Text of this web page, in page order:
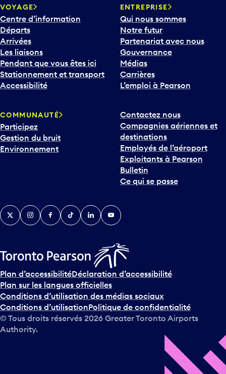
v
e
r
s
l
e
b
a
o
u
r
i
v
e
n
s
u
r
l
e
c
a
VOYAGE
Centre d’information
Départs
Arrivées
Les liaisons
Pendant que vous êtes ici
Stationnement et transport
Accessibilité
ENTREPRISE
Qui nous sommes
Notre futur
Partenariat avec nous
Gouvernance
Médias
Carrières
L’emploi à Pearson
COMMUNAUTÉ
Participez
Gestion du bruit
Environnement
Contactez nous
Compagnies aériennes et
destinations
Employés de l’aéroport
Exploitants à Pearson
Bulletin
Ce qui se passe
TwitterInstagramFacebook
TikTokLinkedInYouTube
Plan d’accessibilitéDéclaration d’accessibilité
Plan sur les langues officielles
Conditions d’utilisation des médias sociaux
Conditions d’utilisationPolitique de confidentialité
© Tous droits réservés 2026 Greater Toronto Airports
Authority.